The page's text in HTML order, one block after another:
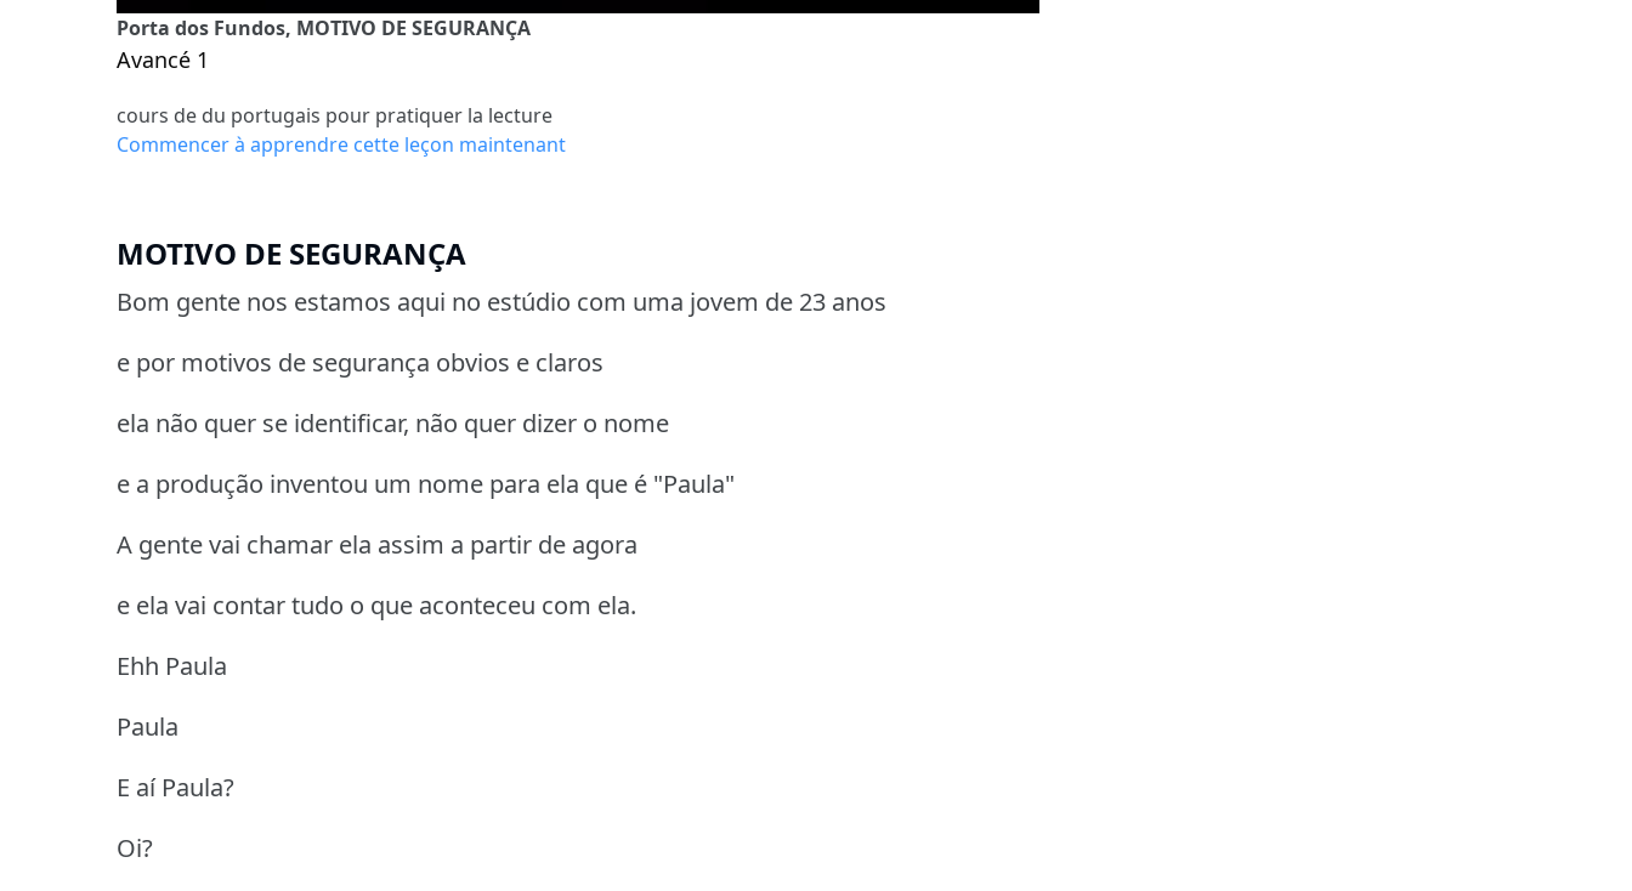
Porta dos Fundos, MOTIVO DE SEGURANÇA
Avancé 1
cours de du portugais pour pratiquer la lecture
Commencer à apprendre cette leçon maintenant
MOTIVO DE SEGURANÇA
Bom gente nos estamos aqui no estúdio com uma jovem de 23 anos
e por motivos de segurança obvios e claros
ela não quer se identificar, não quer dizer o nome
e a produção inventou um nome para ela que é "Paula"
A gente vai chamar ela assim a partir de agora
e ela vai contar tudo o que aconteceu com ela.
Ehh Paula
Paula
E aí Paula?
Oi?